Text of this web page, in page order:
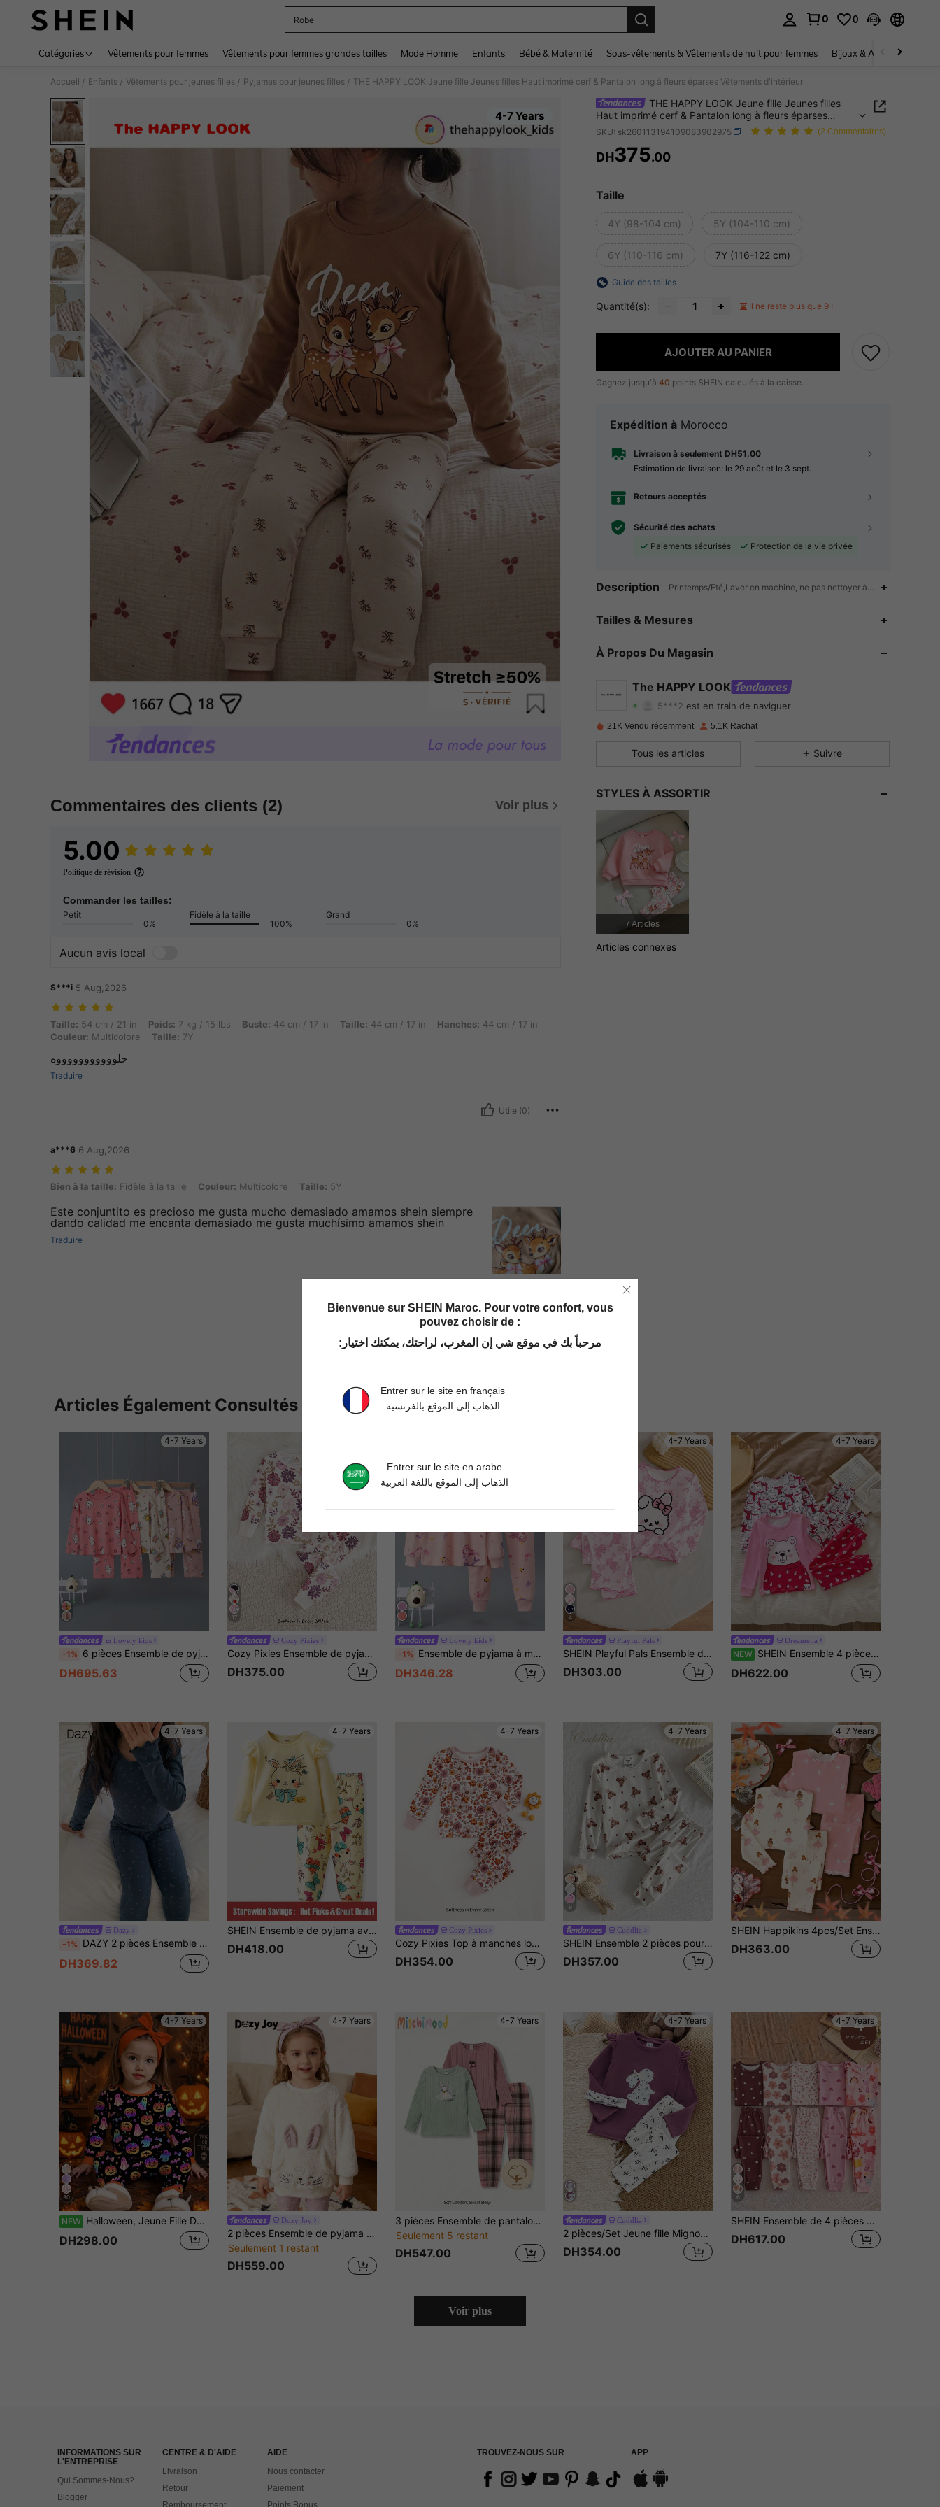
Robe
0 0
Catégories Vêtements pour femmes Vêtements pour femmes grandes tailles Mode Homme Enfants Bébé & Maternité Sous-vêtements & Vêtements de nuit pour femmes Bijoux & Accessoires pour
Accueil / Enfants / Vêtements pour jeunes filles / Pyjamas pour jeunes filles / THE HAPPY LOOK Jeune fille Jeunes filles Haut imprimé cerf & Pantalon long à fleurs éparses Vêtements d'intérieur
4-7 Years
Commentaires des clients (2) Voir plus
5.00
Politique de révision
Commander les tailles:
Petit
0%
Fidèle à la taille
100%
Grand
0%
Aucun avis local
S***i 5 Aug,2026
Taille: 54 cm / 21 in, Poids: 7 kg / 15 lbs, Buste: 44 cm / 17 in, Taille: 44 cm / 17 in, Hanches: 44 cm / 17 in, Couleur: Multicolore, Taille: 7Y
Taille: 54 cm / 21 in Poids: 7 kg / 15 lbs Buste: 44 cm / 17 in Taille: 44 cm / 17 in Hanches: 44 cm / 17 in
Couleur: Multicolore Taille: 7Y
حلوووووووووووه
Traduire
Utile (0)
a***6 6 Aug,2026
Bien à la taille: Fidèle à la taille, Couleur: Multicolore, Taille: 5Y
Bien à la taille: Fidèle à la taille Couleur: Multicolore Taille: 5Y
Este conjuntito es precioso me gusta mucho demasiado amamos shein siempre
dando calidad me encanta demasiado me gusta muchísimo amamos shein
Traduire
THE HAPPY LOOK Jeune fille Jeunes filles
Haut imprimé cerf & Pantalon long à fleurs éparses
Vêtements d'intérieur
SKU: sk260113194109083902975 (2 Commentaires)
PRICE AND AVAILABILITY
DH375.00
Taille
4Y (98-104 cm) 5Y (104-110 cm)
6Y (110-116 cm) 7Y (116-122 cm)
Guide des tailles
Quantité(s): Il ne reste plus que 9 !
AJOUTER AU PANIER
Gagnez jusqu'à 40 points SHEIN calculés à la caisse.
Expédition à Morocco
Livraison à seulement DH51.00
Estimation de livraison: le 29 août et le 3 sept.
Retours acceptés
Sécurité des achats
Paiements sécurisés
Protection de la vie privée
Description Printemps/Été,Laver en machine, ne pas nettoyer à sec, laver avec
Tailles & Mesures
À Propos Du Magasin
The HAPPY LOOK
4.91
est en train de naviguer
4.91 Evaluation 124Articles 55KSuiveurs
4.91
4.91
4.91
21K Vendu récemment 5.1K Rachat
Tous les articles Suivre
STYLES À ASSORTIR
7 Articles
Articles connexes
Articles Également Consultés
4-7 Years
Lovely kids
-1% 6 pièces Ensemble de pyjama printemps/automne pour jeunes filles avec haut à manches longues et pantalon imprimés de lapins et d'ours de dessin animé, léger
DH695.63
17
Cozy Pixies
Cozy Pixies Ensemble de pyjama pour jeune garçon, imprimé floral, en tricot doux et ajusté - Top à manches longues et pantalon à taille élastique
DH375.00
Lovely kids
-1% Ensemble de pyjama à motif de sirène pour jeunes filles, haut à manches longues et pantalon long, imprimé de dessins animés, sous-vêtements d'automne
DH346.28
4-7 Years
4
Playful Pals
SHEIN Playful Pals Ensemble de pyjama 2 pièces pour jeunes filles, avec pantalon à manches longues, imprimé floral, volants et nœud papillon motif lapin mignon. Confortable et décontracté.
DH303.00
4-7 Years
Dreamelia
NEW SHEIN Ensemble 4 pièces pour filles avec ours de dessin animé, 2 hauts à manches longues + pantalon long coupe slim, imprimé mignon d'ours endormi, doux et adorable, coupe ajustée élastique, tissu doux et agréable pour la peau, pyjama de maison et sous-couche, ensemble de vêtements de détente confortable et ajusté
DH622.00
4-7 Years
Dazy
-1% DAZY 2 pièces Ensemble de haut tricoté à manches longues et pantalon à fleurs pour jeune fille, automne
DH369.82
4-7 Years
SHEIN Ensemble de pyjama avec volants et graphique de dessin animé de jeune fille
DH418.00
4-7 Years
Cozy Pixies
Cozy Pixies Top à manches longues et pantalon en 2 pièces, ensemble de pyjama ajusté avec imprimé floral et blocs de couleurs, col ras du cou, en tricot doux pour jeune fille
DH354.00
4-7 Years
9
Cuddlia
SHEIN Ensemble 2 pièces pour petite fille, style élégant minimaliste, confortable et mignon, imprimé petit ours brun, tissu côtelé haute élasticité, col rond, manches longues, pantalon, coupe ajustée, tenue d'intérieur
DH357.00
4-7 Years
4
SHEIN Happikins 4pcs/Set Ensemble de pyjama à manches longues & pantalon pour jeunes filles, fille qui danse rose mignonne, graphique de nœud de cerisier & cœur, tenue d'intérieur confortable pour les nuits d'hiver féeriques
DH363.00
4-7 Years
30
NEW Halloween, Jeune Fille Décontractée Minimaliste Mignonne Texture Brillante Fantôme d'Halloween, Citrouille, Motif de Chauve-souris, Noir, Pantalon Confortable à Manches Longues Tenue d'Intérieur Convient pour l'Automne/Hiver Ajustement Serré, Looks de Fête, Mignon, Douillet Ajustement Serré
DH298.00
4-7 Years
Dozy Joy
2 pièces Ensemble de pyjama avec haut à manches longues et pantalon, motif de cœur brodé, oreilles de lapin moelleuses, col rond, pour jeune fille. Vêtements d'intérieur mignons et amusants, pour l'automne/l'hiver
Seulement 1 restant
DH559.00
4-7 Years
3 pièces Ensemble de pantalons à carreaux minimaliste pour jeune fille avec Top à manches longues avec motif de lapin vert et rose et de fleurs de cerisier. Tenue de retour à la maison décontractée.
Seulement 5 restant
DH547.00
4-7 Years
Cuddlia
2 pièces/Set Jeune fille Mignon imprimé floral Haut à manches longues et pantalon Bébé violet Ensemble de pyjama assorti pour la famille d'été Ensemble de détente pour filles Nœud Confortable Vacances
DH354.00
4-7 Years
6
SHEIN Ensemble de 4 pièces de vêtements d'intérieur pour jeune fille, t-shirt à col rond en tricot à motif floral et pantalon long, coupe ajustée
DH617.00
Voir plus
INFORMATIONS SUR
L'ENTREPRISE
Qui Sommes-Nous?
Blogger
CENTRE & D'AIDE
Livraison
Retour
Remboursement
AIDE
Nous contacter
Paiement
Points Bonus
TROUVEZ-NOUS SUR APP
Bienvenue sur SHEIN Maroc. Pour votre confort, vous
pouvez choisir de :
مرحباً بك في موقع شي إن المغرب، لراحتك، يمكنك اختيار:
Entrer sur le site en français
الذهاب إلى الموقع بالفرنسية
Entrer sur le site en arabe
الذهاب إلى الموقع باللغة العربية